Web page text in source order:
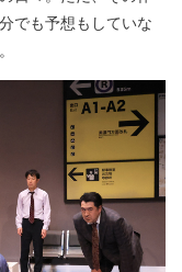
でも予想もしていな